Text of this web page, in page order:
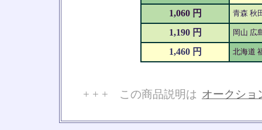
1,060 円 青森 秋
1,190 円 岡山 広
1,460 円 北海道
+ + + この商品説明は オークショ